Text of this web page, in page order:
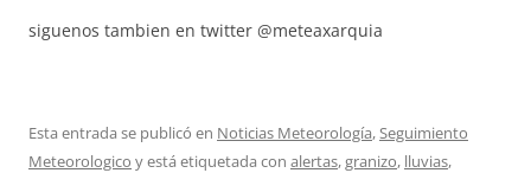
siguenos tambien en twitter @meteaxarquia
Esta entrada se publicó en Noticias Meteorología,Seguimiento
Meteorologico y está etiquetada con alertas,granizo, lluvias,